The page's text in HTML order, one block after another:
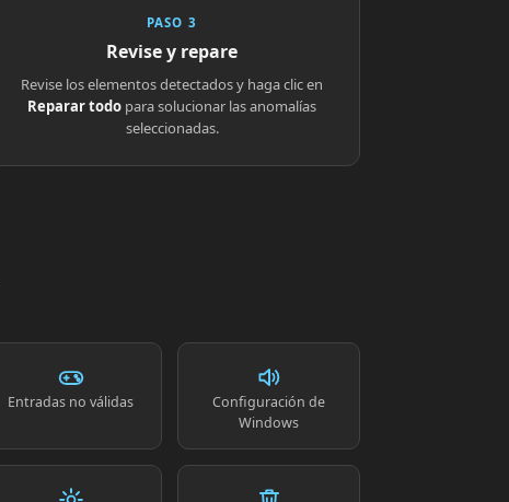
PASO 3
Revise y repare
Revise los elementos detectados y haga clic en
Reparar todo para solucionar las anomalías
seleccionadas.
Entradas no válidas
Configuración de
Windows